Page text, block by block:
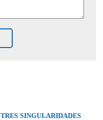
TRES SINGULARIDADES